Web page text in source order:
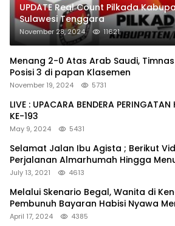
UPDATE Real Count Pilkada
Sulawesi Tenggara
November 28, 2024 11621
Menang 2-0 Atas Arab Saudi,
Posisi 3 di papan Klasemen
November 19, 2024 5731
LIVE : UPACARA BENDERA
KE-193
May 9, 2024 5431
Selamat Jalan Ibu Agista ; Berikut
Perjalanan Almarhumah Hingga
Terakhir
July 13, 2021 4613
Melalui Skenario Begal, Wanita di
Pembunuh Bayaran Habisi Nyawa
April 17, 2024 4385